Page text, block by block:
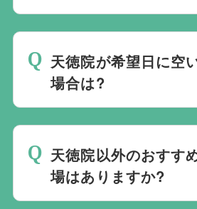
ご予約は葬儀社を通じた
す。万が一の際は、当社
ください。式場のご予約
送・ご安置・ご葬儀・葬
まで、すべて一貫してお
す。
天徳院が希望日に空
場合は?
います。また、1都3県
ておりますので、葬儀を
周辺の式場を無料でご案
天徳院以外のおすす
場はありますか?